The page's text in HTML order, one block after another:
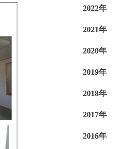
2022年
2021年
2020年
2019年
2018年
2017年
2016年